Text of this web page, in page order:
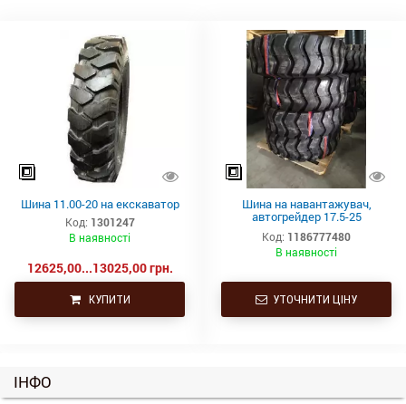
Шина 11.00-20 на екскаватор
Код: 1301247
В наявності
12625,00...13025,00 грн.
КУПИТИ
Шина на навантажувач,
автогрейдер 17.5-25
Rockbuster H-108A (20PR, TT)
шинокомплект
Код: 1186777480
В наявності
УТОЧНИТИ ЦІНУ
ІНФО